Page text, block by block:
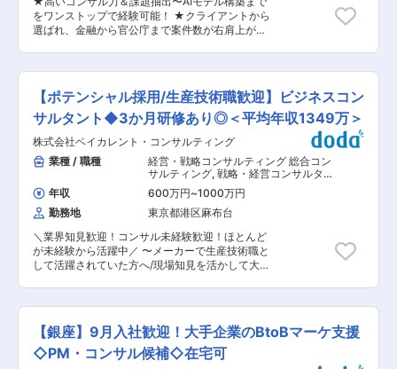
研修や、部門独自の勉強会などの取り組みも多数
実施しています。 ・キャリア実現の制度多数 中
ーと、業務を通じた育成を行うアサイン先のプロ
ジェクト上位者が相互に連携する『カウンセリン
す。 変更の範囲：会社の定める業務
紹介により新規オープンのお店から相談をいただ
くケースも少なくありません。開業から資金繰
り、税務調査対策まで一貫して経営者をサポート
し続けるため、経営が軌道に乗り、お店が成長し
顧問先の社長と一緒に財務戦略の立案、金融機関
折衝、予実管理など、お客様のビジネスに一歩踏
み込みトータルで顧客のためになる質の高いサー
ビスを提供することを大切にしております。 ■コ
ロナ影響について 既存のクライアントについて
は、様々な点で他の店と差別化できている集客力
がある飲食店が多いため、さほど大きな影響は受
けていません。また売り上げが落ちている顧問先
に対しても、融資支援などを通して資金繰りを改
善のためのサポートも実施しています。新規クラ
イアントについても、専門特化している当法人で
は＜飲食店経営に、本当に役立つサポートができ
る体制＞を整備しており、コロナ禍においても引
いた飲食店が今回当社に問い合わせる、というケ
ースも増えています。 ■働きやすさ 平常時は残
社員が30代中心で子育て世代も多いからこそ、家
庭との両立を大切にできる社風です。
をワンストップで経験可能！ ★クライアントから
選ばれ、金融から官公庁まで案件数が右肩上が
方が可能！ ■採用背景 ”AIの社会全体への実装に
向けた市場拡大”に向けて企業として中長期の成
長をするため、人員拡大をしております。 ■メイ
ンミッション アナリティクスとテクノロジーを活
用したサービスを提供する専門企業の当社。様々
な業界の課題（リスク管理／収益モデル構築）
を、AIを活用したデータ分析を用いてコンサルテ
ィングを行っていただく部署にてコンサルタント
（経営幹部候補）として、ご活躍いただきます。
■業務概要 ・自社組織の事業／組織／人事企画や
計数管理等を実施。 ・データアナリティクス／AI
案件のプロジェクト責任者、コンサルティングセ
ールス責任者として、クライアントとの対話を通
じ分析／AIモデル構築から経営課題解決まで様々
な案件を担当。※ハイクラス案件（高額受注）が
中心です ■案件特徴 金融／通信、EC・小売り、
系が全体の半分程度を占めておりますが、他業界
との取引も堅調に増加しています。 ■案件事例
顧客：金融系 課題：M&A候補先リストの作成に
【ポテンシャル採用/生産技術職歓迎】ビジネスコン
サルタント◆3か月研修あり◎＜平均年収1349万＞
株式会社ベイカレント・コンサルティング
業種 / 職種
経営・戦略コンサルティング 総合コン
サルティング, 戦略・経営コンサルタン
ト 業務改革コンサルタント（BPR）
年収 600万円~1000万円
勤務地
東京都港区麻布台
＼業界知見歓迎！コンサル未経験歓迎！ほとんど
が未経験から活躍中／ 〜メーカーで生産技術職と
して活躍されていた方へ/現場知見を活かして大企
り込むコンサルとして、事業や業界全体の課題解
決に挑戦 ●顧客ビジネスの企画・構想フェーズか
ら実行に至るまでお客様と伴走 ●「研修制度充実
×残業22時間×年休125日」制度充実の環境で年収
と市場価値を高められる環境です ＜ベイカレン
【銀座】9月入社歓迎！大手企業のBtoBマーケ支援
◇PM・コンサル候補◇在宅可